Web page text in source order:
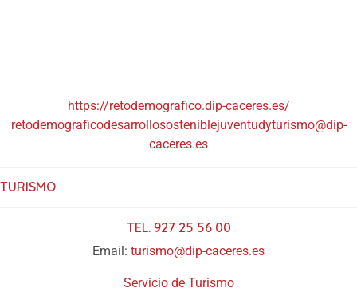
https://retodemografico.dip-caceres.es/
retodemograficodesarrollososteniblejuventudyturismo@dip-
caceres.es
TURISMO
TEL. 927 25 56 00
Email: turismo@dip-caceres.es
Servicio de Turismo